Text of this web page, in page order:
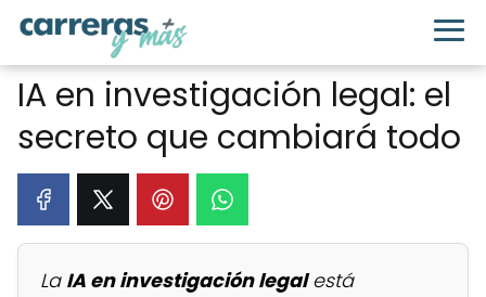
IA en investigación legal: el
secreto que cambiará todo
La IA en investigación legalestá